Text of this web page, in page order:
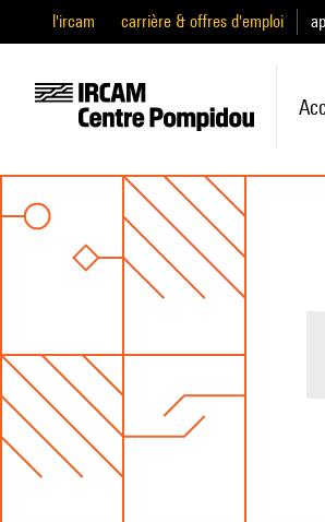
l'ircam carrière & offres d'emploi